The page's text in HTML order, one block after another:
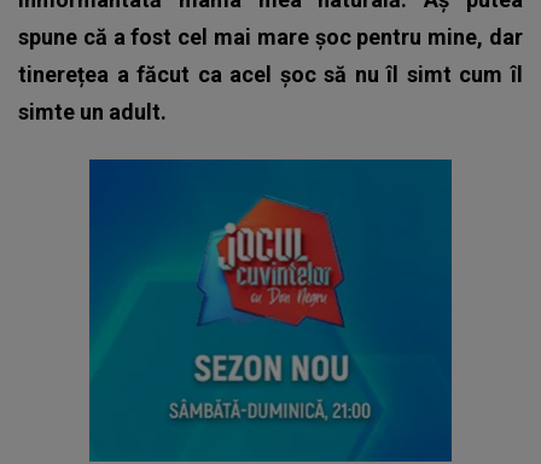
spune că a fost cel mai mare șoc pentru mine, dar
tinerețea a făcut ca acel șoc să nu îl simt cum îl
simte un adult.